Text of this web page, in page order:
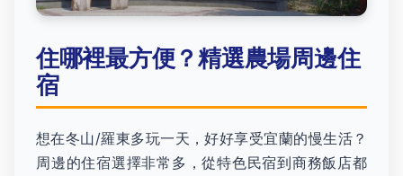
住哪裡最方便？精選農場周邊住
宿
想在冬山/羅東多玩一天，好好享受宜蘭的慢生活？
周邊的住宿選擇非常多，從特色民宿到商務飯店都